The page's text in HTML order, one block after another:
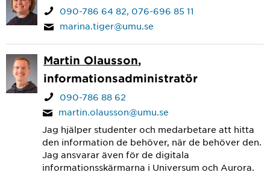
090-786 64 82 076-696 85 11
marina.tiger@umu.se
Martin Olausson,
informationsadministratör
090-786 88 62
martin.olausson@umu.se
Jag hjälper studenter och medarbetare att hitta
den information de behöver, när de behöver den.
Jag ansvarar även för de digitala
informationsskärmarna i Universum och Aurora.